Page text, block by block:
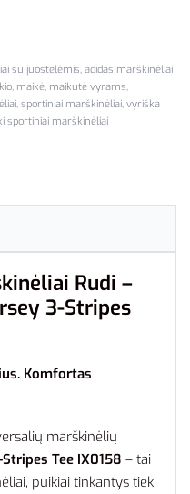
su juostelėmis, adidas marškinėliai
, maikė, maikutė vyrams,
, sportiniai marškinėliai, vyriška
sportiniai marškinėliai
Rudi –
3-Stripes
Komfortas
marškinėlių
Tee IX0158 – tai
puikiai tinkantys tiek